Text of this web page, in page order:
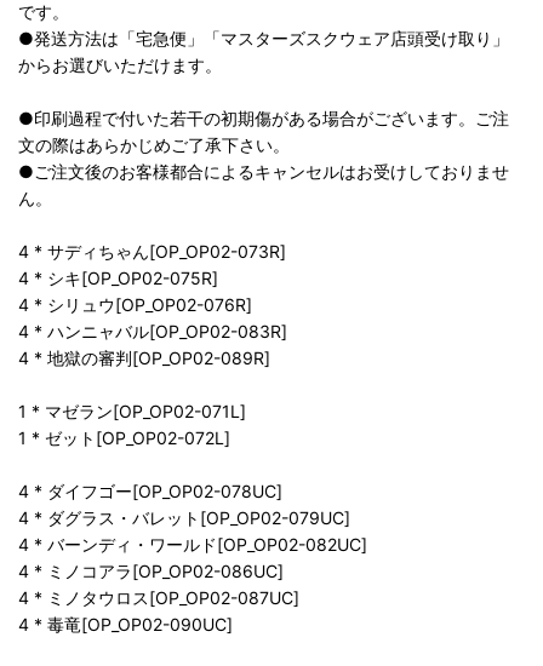
です。
●発送方法は「宅急便」「マスターズスクウェア店頭受け取り」
からお選びいただけます。
●印刷過程で付いた若干の初期傷がある場合がございます。ご注
文の際はあらかじめご了承下さい。
●ご注文後のお客様都合によるキャンセルはお受けしておりませ
ん。
4 * サディちゃん[OP_OP02-073R]
4 * シキ[OP_OP02-075R]
4 * シリュウ[OP_OP02-076R]
4 * ハンニャバル[OP_OP02-083R]
4 * 地獄の審判[OP_OP02-089R]
1 * マゼラン[OP_OP02-071L]
1 * ゼット[OP_OP02-072L]
4 * ダイフゴー[OP_OP02-078UC]
4 * ダグラス・バレット[OP_OP02-079UC]
4 * バーンディ・ワールド[OP_OP02-082UC]
4 * ミノコアラ[OP_OP02-086UC]
4 * ミノタウロス[OP_OP02-087UC]
4 * 毒竜[OP_OP02-090UC]